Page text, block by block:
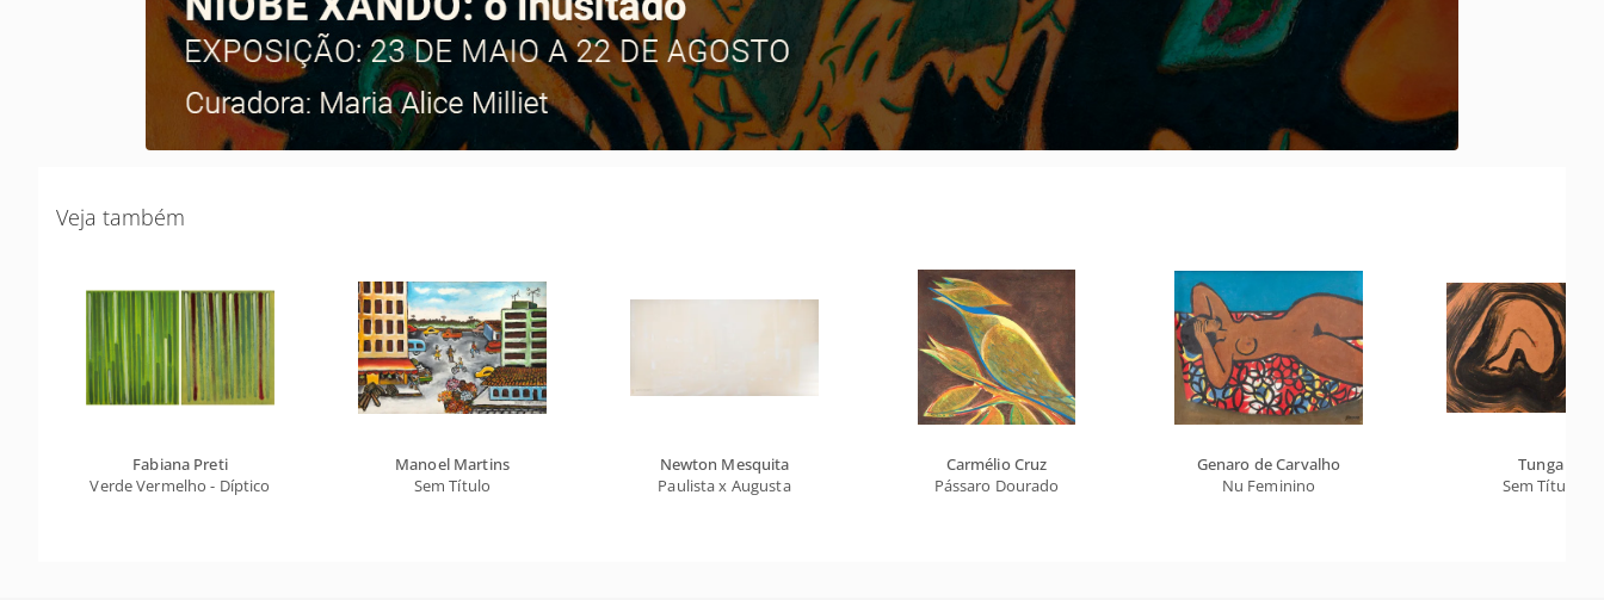
Veja também
Fabiana Preti
Verde Vermelho - Díptico
Manoel Martins
Sem Título
Newton Mesquita
Paulista x Augusta
Carmélio Cruz
Pássaro Dourado
Genaro de Carvalho
Nu Feminino
Tunga
Sem Título